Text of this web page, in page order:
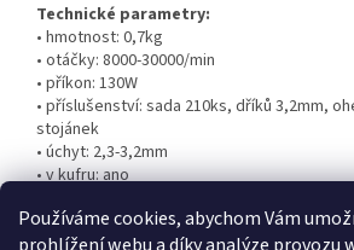
Používáme cookies, abychom Vám
Technické parametry:
• hmotnost: 0,7kg
• otáčky: 8000-30000/min
• příkon: 130W
• příslušenství: sada 210ks, dříků 3,2mm,
stojánek
• úchyt: 2,3-3,2mm
• v kufru: ano